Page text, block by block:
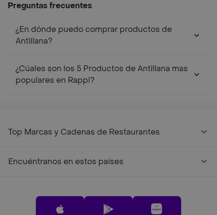
Preguntas frecuentes
¿En dónde puedo comprar productos de
Antillana?
¿Cúales son los 5 Productos de Antillana mas
populares en Rappi?
Top Marcas y Cadenas de Restaurantes
Encuéntranos en estos países